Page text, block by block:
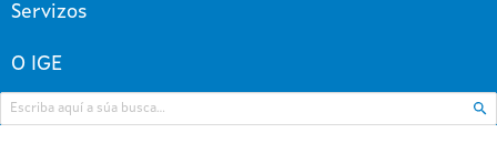
Servizos
O IGE